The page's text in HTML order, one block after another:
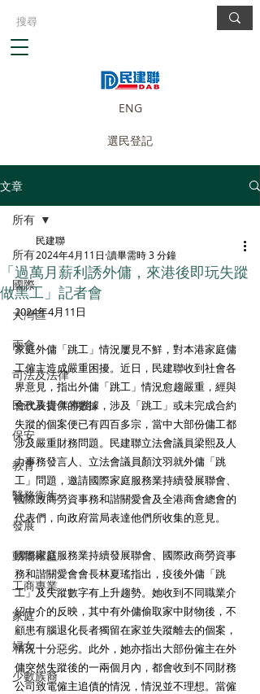
ENG
選民登記
文章
所有
國際
大灣區
兩會
司法及法律
民政及青年事務
保安
教育
醫務衛生
發展
動物權益
工商專業
家庭
婦女
少數族裔
所有
「過萬月薪利誘外傭，來港後即玩失蹤
做黑工」記者會
民建聯
2024年4月11日 讀畢需時 3 分鐘
2024年4月11日
家庭外傭「跳工」情況屢見不鮮，對本港家庭傭
工僱主造成嚴重困擾。近日，民建聯收到社會各
界意見，指出外傭「跳工」情況愈趨嚴重，經與
會代表提供的數據，涉及「跳工」或未完成合約
失蹤的個案便已有四百多宗，當中大部份傭工都
涉及嚴重財務問題。民建聯立法會議員梁熙及人
力事務發言人、立法會議員顏汶羽就外傭「跳
工」問題，邀請國際家庭服務業持續發展聯會、
國際政商勞資事務和諧關愛會及全港商會總會的
代表們，向政府當局表達他們所收集的意見。
國際家庭服務業持續發展聯會、國際政商勞資事
務和諧關愛會會長林夏瑤指出，疫後外傭「跳
工」及失蹤數字有上升趨勢。她收到不同職業介
紹中介的反映，其中有外傭偷取家中財物後，不
顧患有腦退化長者獨留在家並失蹤離去的個案，
情況十分惡劣。此外，她亦指出大部份僱主在外
傭突然失蹤後的一兩個月內，都會收到不同財務
公司致電僱主追債的情況，情況並不理想。當僱